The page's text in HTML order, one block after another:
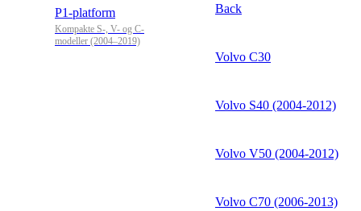
P1-platform
Kompakte S-, V- og C-
modeller (2004–2019)
Back
Volvo C30
Volvo S40 (2004-2012)
Volvo V50 (2004-2012)
Volvo C70 (2006-2013)